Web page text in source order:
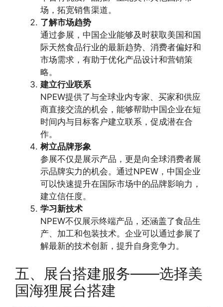
场，拓宽销售渠道。
了解市场趋势
通过参展，中国企业能够及时获取美国和国
际天然食品行业的最新趋势、消费者偏好和
市场需求，有助于优化产品设计和营销策
略。
建立行业联系
NPEW提供了与全球业内专家、买家和供应
商直接交流的机会，能够帮助中国企业在短
时间内与目标客户建立联系，促成潜在合
作。
树立品牌形象
参展不仅是展示产品，更是向全球消费者展
示品牌实力的机会。通过NPEW，中国企业
可以快速提升在国际市场中的品牌影响力，
建立信任度。
学习新技术
NPEW不仅展示终端产品，还涵盖了食品生
产、加工和包装技术。企业可以通过参展了
解最新的技术创新，提升自身竞争力。
五、展台搭建服务——选择美
国海狸展台搭建